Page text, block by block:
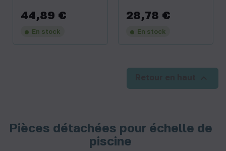
Prix
44,89 €
En stock
Prix
28,78 €
En stock
Pièces détachées pour échelle de
piscine